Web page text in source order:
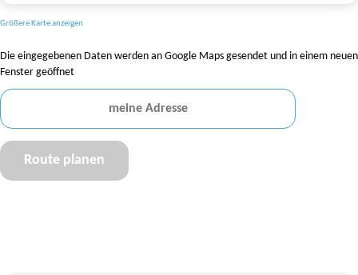
Größere Karte anzeigen
Die eingegebenen Daten werden an Google Maps gesendet und in einem neuen
Fenster geöffnet